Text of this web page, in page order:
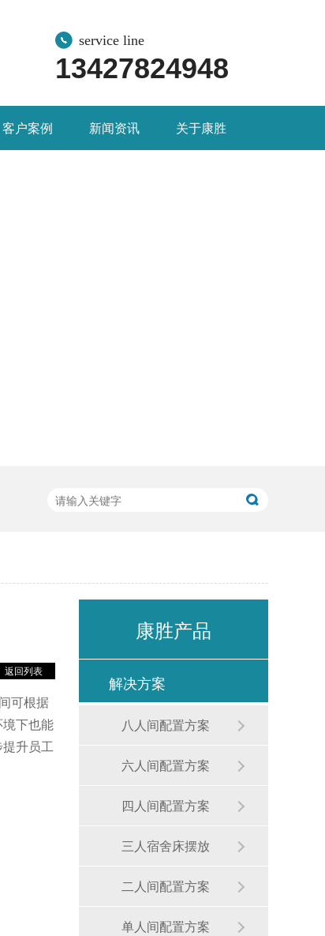
service line
13427824948
客户案例 新闻资讯 关于康胜
返回列表
可根据
下也能
升员工
康胜产品
解决方案
八人间配置方案
六人间配置方案
四人间配置方案
三人宿舍床摆放
二人间配置方案
单人间配置方案